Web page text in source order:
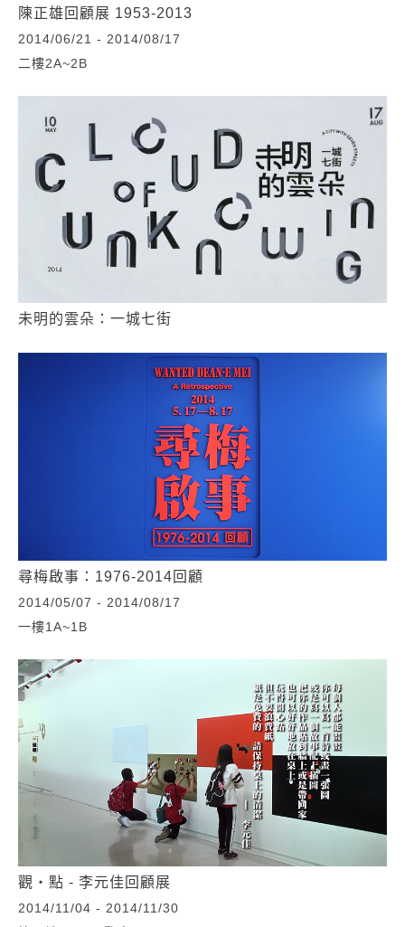
陳正雄回顧展 1953-2013
2014/06/21 - 2014/08/17
二樓2A~2B
未明的雲朵：一城七街
尋梅啟事：1976-2014回顧
2014/05/07 - 2014/08/17
一樓1A~1B
觀‧點 - 李元佳回顧展
2014/11/04 - 2014/11/30